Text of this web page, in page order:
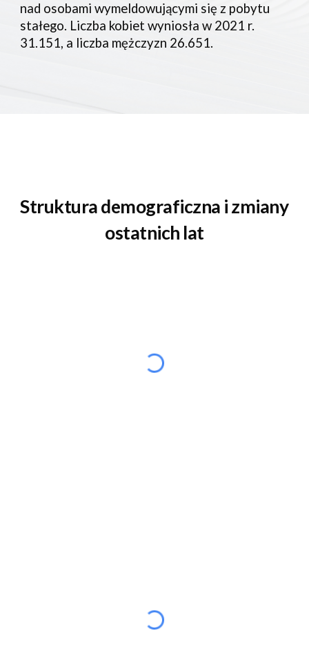
nad osobami wymeldowującymi się z pobytu
stałego. Liczba kobiet wyniosła w 2021 r.
31.151, a liczba mężczyzn 26.651.
Struktura demograficzna i zmiany
ostatnich lat